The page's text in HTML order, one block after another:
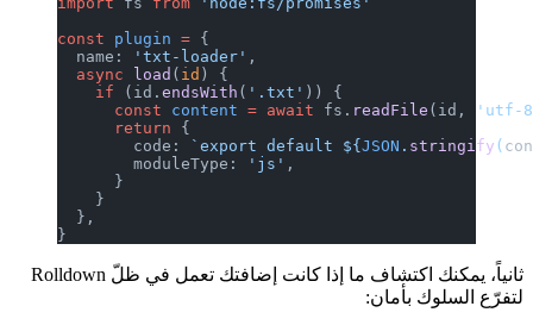
const plugin = {
  name:
'txt-loader'
  async
load ( id
) {
    if
(id.endsWith ( '.txt' )) {
      const
content = await fs.readFile (id,
      return
{
        code:
`export default ${ JSON .stringify (
        moduleType:
'js'
      }
    }
  },
ثانياً، يمكنك اكتشاف ما إذا كانت إضافتك تعمل في ظلّ Rolldown
لتفرّع السلوك بأمان: